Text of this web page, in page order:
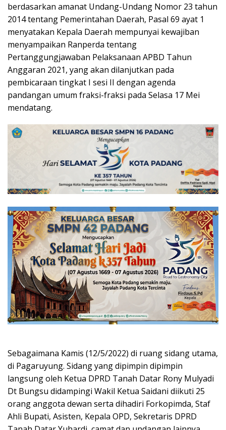
berdasarkan amanat Undang-Undang Nomor 23 tahun
2014 tentang Pemerintahan Daerah, Pasal 69 ayat 1
menyatakan Kepala Daerah mempunyai kewajiban
menyampaikan Ranperda tentang
Pertanggungjawaban Pelaksanaan APBD Tahun
Anggaran 2021, yang akan dilanjutkan pada
pembicaraan tingkat I sesi II dengan agenda
pandangan umum fraksi-fraksi pada Selasa 17 Mei
mendatang.
Sebagaimana Kamis (12/5/2022) di ruang sidang utama,
di Pagaruyung. Sidang yang dipimpin dipimpin
langsung oleh Ketua DPRD Tanah Datar Rony Mulyadi
Dt Bungsu didampingi Wakil Ketua Saidani diikuti 25
orang anggota dewan serta dihadiri Forkopimda, Staf
Ahli Bupati, Asisten, Kepala OPD, Sekretaris DPRD